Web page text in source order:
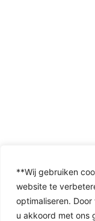
**Wij gebruiken
website te
optimaliseren.
u akkoord met ons